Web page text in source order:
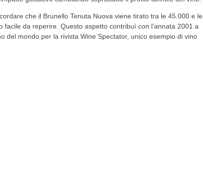
che il Brunello Tenuta Nuova viene tirato tra le 45.000 e le
da reperire. Questo aspetto contribuì con l’annata 2001 a
del mondo per la rivista Wine Spectator, unico esempio di vino